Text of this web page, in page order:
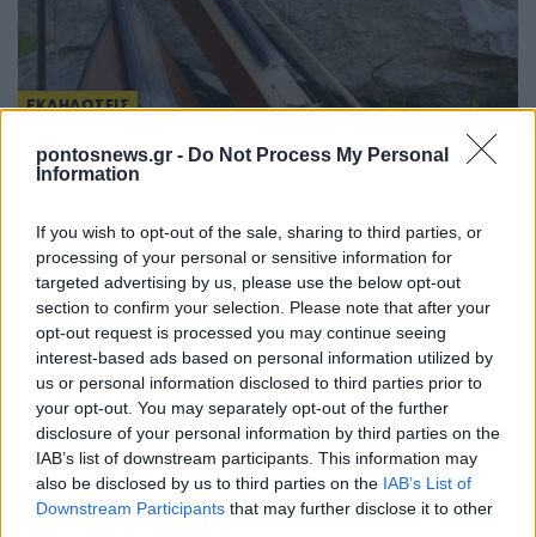
pontosnews.gr - Do Not Process My Personal
Information
If you wish to opt-out of the sale, sharing to third parties, or
processing of your personal or sensitive information for
targeted advertising by us, please use the below opt-out
section to confirm your selection. Please note that after your
opt-out request is processed you may continue seeing
interest-based ads based on personal information utilized by
us or personal information disclosed to third parties prior to
your opt-out. You may separately opt-out of the further
disclosure of your personal information by third parties on the
IAB’s list of downstream participants. This information may
also be disclosed by us to third parties on the IAB’s List of
Downstream Participants that may further disclose it to other
ΕΚΔΗΛΩΣΕΙΣ
Ένωση Ποντίων Καλαμαριάς: Δύο λύρες, μία
Παρχαρίδης θα βρεθούν «Παρά θίν’ αλός»
2/08/2026 - 11:45πμ